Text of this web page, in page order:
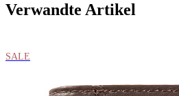
Verwandte Artikel
SALE